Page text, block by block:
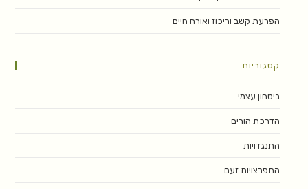
הפרעת קשב וריכוז ואורח חיים
קטגוריות
ביטחון עצמי
הדרכת הורים
התנגדויות
התפרצויות זעם